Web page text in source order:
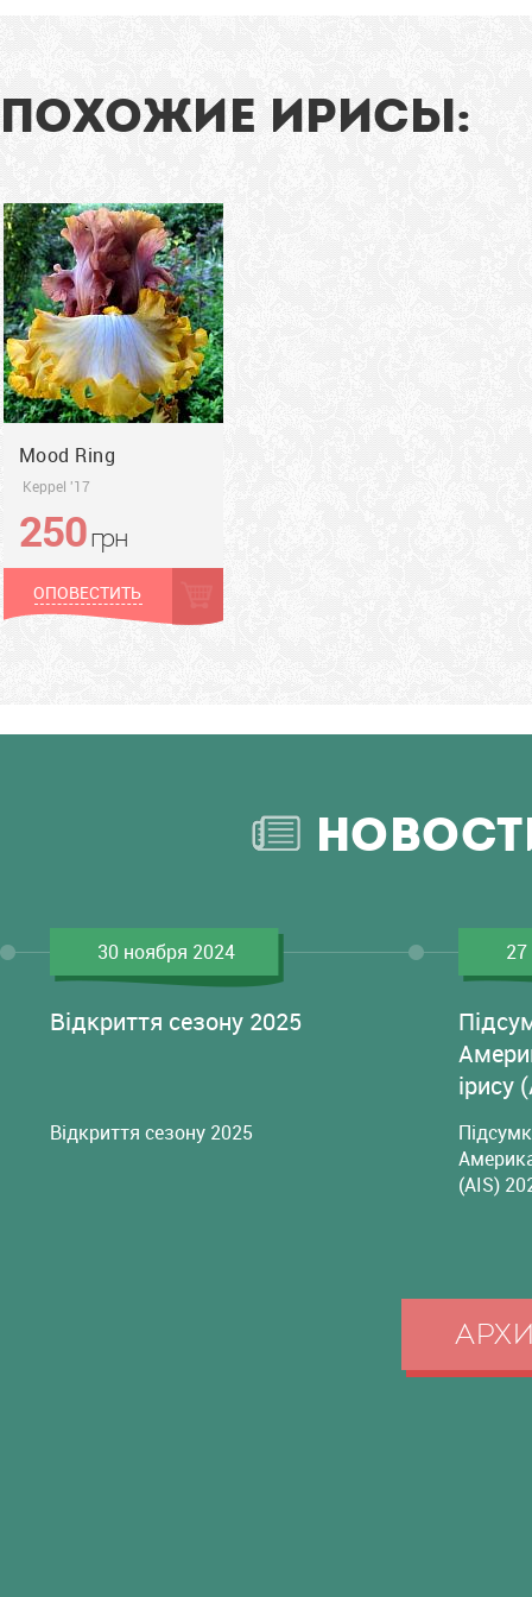
ПОХОЖИЕ ИРИСЫ:
Mood Ring
Keppel '17
грн
250грн
ОПОВЕСТИТЬ
2017
30 ноября 2024
Відкриття сезону 2025
Відкриття сезону 2025
ірису
(AIS)